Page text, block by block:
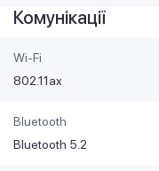
Комунікації
Wi-Fi
802.11ax
Bluetooth
Bluetooth 5.2